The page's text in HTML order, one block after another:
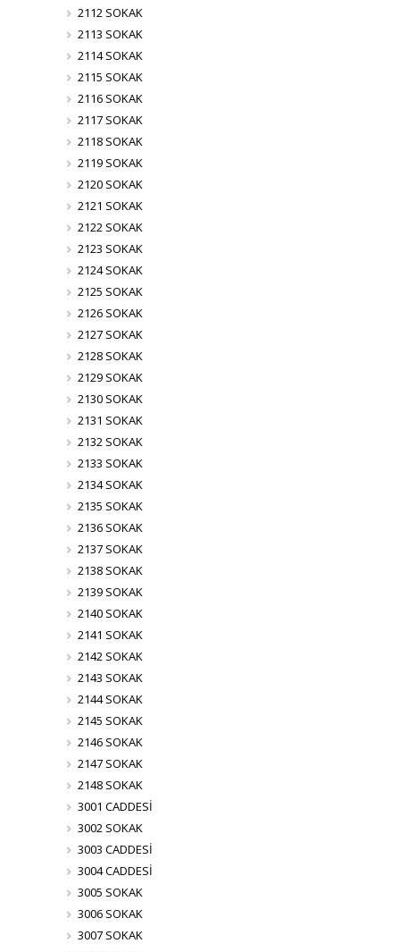
2112 SOKAK
2113 SOKAK
2114 SOKAK
2115 SOKAK
2116 SOKAK
2117 SOKAK
2118 SOKAK
2119 SOKAK
2120 SOKAK
2121 SOKAK
2122 SOKAK
2123 SOKAK
2124 SOKAK
2125 SOKAK
2126 SOKAK
2127 SOKAK
2128 SOKAK
2129 SOKAK
2130 SOKAK
2131 SOKAK
2132 SOKAK
2133 SOKAK
2134 SOKAK
2135 SOKAK
2136 SOKAK
2137 SOKAK
2138 SOKAK
2139 SOKAK
2140 SOKAK
2141 SOKAK
2142 SOKAK
2143 SOKAK
2144 SOKAK
2145 SOKAK
2146 SOKAK
2147 SOKAK
2148 SOKAK
3001 CADDESİ
3002 SOKAK
3003 CADDESİ
3004 CADDESİ
3005 SOKAK
3006 SOKAK
3007 SOKAK